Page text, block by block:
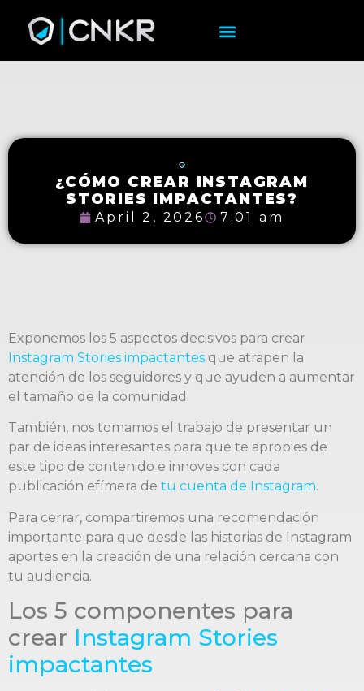
¿CÓMO CREAR INSTAGRAM
STORIES IMPACTANTES?
April 2, 2026 7:01 am
Exponemos los 5 aspectos decisivos para crear
Instagram Stories impactantes que atrapen la
atención de los seguidores y que ayuden a aumentar
el tamaño de la comunidad.
También, nos tomamos el trabajo de presentar un
par de ideas interesantes para que te apropies de
este tipo de contenido e innoves con cada
publicación efímera de tu cuenta de Instagram.
Para cerrar, compartiremos una recomendación
importante para que desde las historias de Instagram
aportes en la creación de una relación cercana con
tu audiencia.
Los 5 componentes para
crear Instagram Stories
impactantes